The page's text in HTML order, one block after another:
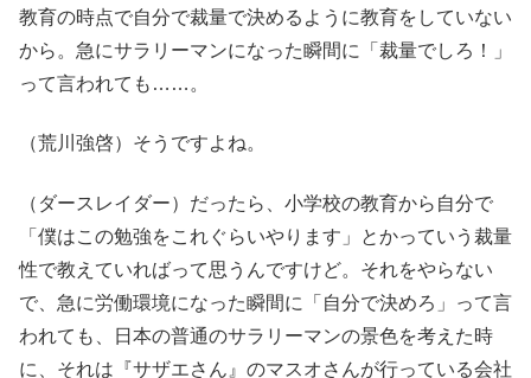
教育の時点で自分で裁量で決めるように教育をしていない
から。急にサラリーマンになった瞬間に「裁量でしろ！」
って言われても……。
（荒川強啓）そうですよね。
（ダースレイダー）だったら、小学校の教育から自分で
「僕はこの勉強をこれぐらいやります」とかっていう裁量
性で教えていればって思うんですけど。それをやらない
で、急に労働環境になった瞬間に「自分で決めろ」って言
われても、日本の普通のサラリーマンの景色を考えた時
に、それは『サザエさん』のマスオさんが行っている会社